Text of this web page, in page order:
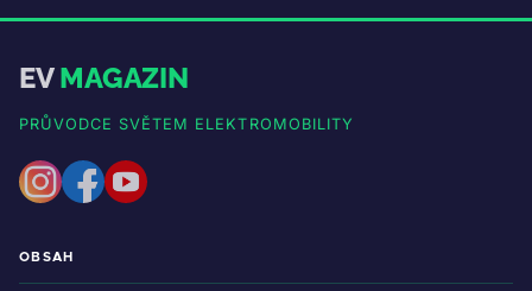
EVMAGAZIN
PRŮVODCE SVĚTEM ELEKTROMOBILITY
OBSAH